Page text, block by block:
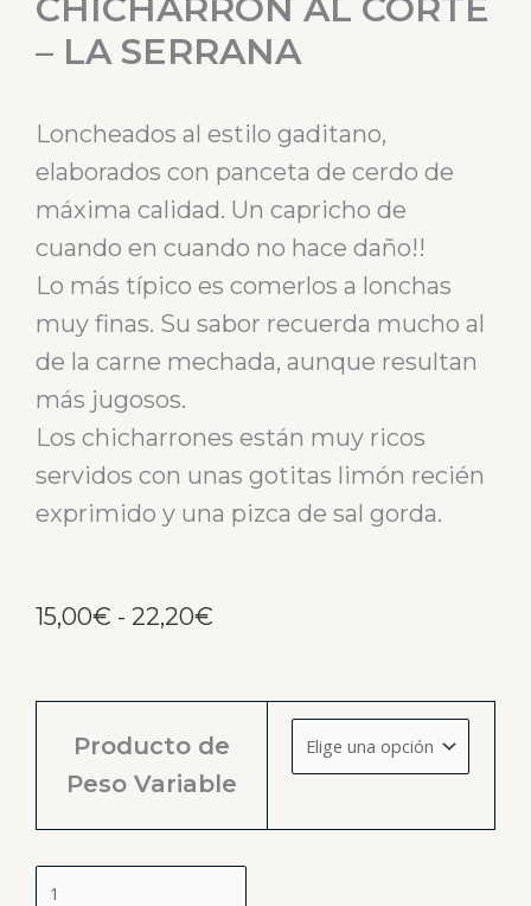
CHICHARRÓN AL CORTE
– LA SERRANA
Loncheados al estilo gaditano,
elaborados con panceta de cerdo de
máxima calidad. Un capricho de
cuando en cuando no hace daño!!
Lo más típico es comerlos a lonchas
muy finas. Su sabor recuerda mucho al
de la carne mechada, aunque resultan
más jugosos.
Los chicharrones están muy ricos
servidos con unas gotitas limón recién
exprimido y una pizca de sal gorda.
15,00€ - 22,20€
desde
15,00€
Producto de
Peso Variable
corte
-
La